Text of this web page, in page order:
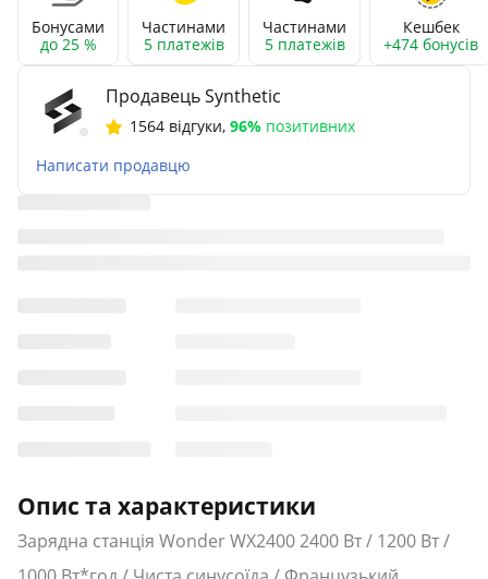
Бонусами
до 25 %
Частинами
5 платежів
Частинами
5 платежів
Кешбек
+474 бонусів
Продавець Synthetic
1564 відгуки, 96% позитивних
Написати продавцю
Опис та характеристики
Зарядна станція Wonder WX2400 2400 Вт / 1200 Вт /